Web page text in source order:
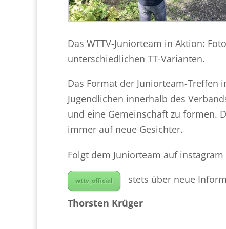
Das WTTV-Juniorteam in Aktion:
unterschiedlichen TT-Varianten.
Das Format der Juniorteam-Treffen
Jugendlichen innerhalb des
und eine Gemeinschaft zu formen.
immer auf neue Gesichter.
Folgt dem Juniorteam auf instagram
wttv_official
stets über neue
Thorsten Krüger